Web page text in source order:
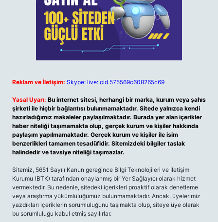
Reklam ve İletişim: Skype: live:.cid.575569c608265c69
Yasal Uyarı: Bu internet sitesi, herhangi bir marka, kurum veya şahıs
şirketi ile hiçbir bağlantısı bulunmamaktadır. Sitede yalnızca kendi
hazırladığımız makaleler paylaşılmaktadır. Burada yer alan içerikler
haber niteliği taşımamakta olup, gerçek kurum ve kişiler hakkında
paylaşım yapılmamaktadır. Gerçek kurum ve kişiler ile isim
benzerlikleri tamamen tesadüfidir. Sitemizdeki bilgiler taslak
halindedir ve tavsiye niteliği taşımazlar.
Sitemiz, 5651 Sayılı Kanun gereğince Bilgi Teknolojileri ve İletişim
Kurumu (BTK) tarafından onaylanmış bir Yer Sağlayıcı olarak hizmet
vermektedir. Bu nedenle, sitedeki içerikleri proaktif olarak denetleme
veya araştırma yükümlülüğümüz bulunmamaktadır. Ancak, üyelerimiz
yazdıkları içeriklerin sorumluluğunu taşımakta olup, siteye üye olarak
bu sorumluluğu kabul etmiş sayılırlar.